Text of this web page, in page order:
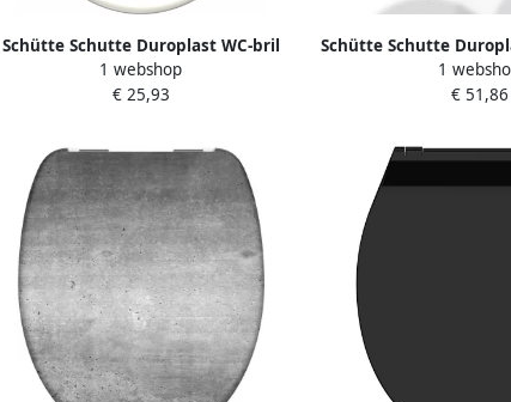
Schütte Schutte Duroplast WC-bril
NORTH SEA met soft-close 82150
1 webshop
€ 25,93
Schütte Schutte
Zwart | Met valrem
82410
1
€ 51,86